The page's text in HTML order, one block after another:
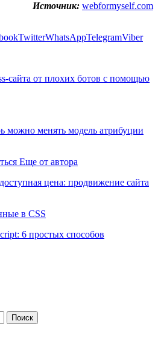
Источник: webformyself.com
TwitterWhatsAppTelegramViber
сайта от плохих ботов с помощью
можно менять модель атрибуции
Еще от автора
цена: продвижение сайта
в CSS
6 простых способов